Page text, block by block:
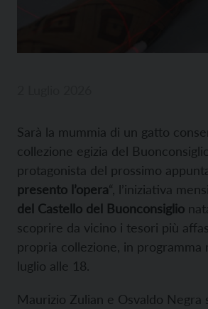
Sarà la mummia di un gatto
collezione egizia del
protagonista del prossimo
presento l’opera“, l’iniziativa
del Castello del Buonconsiglio
scoprire da vicino i tesori più
propria collezione, in programma
luglio alle 18.
Maurizio Zulian e Osvaldo Negra